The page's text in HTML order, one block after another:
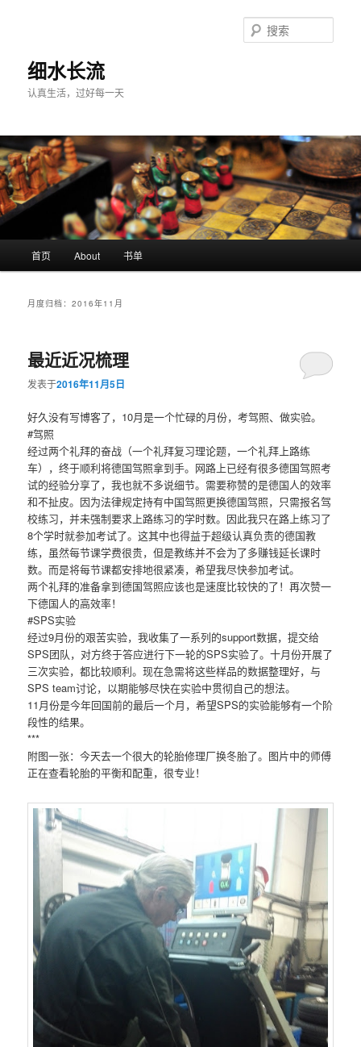
细水长流
认真生活，过好每一天
索
首页 About 书单
月度归档：2016年11月
最近近况梳理
发表于2016年11月5日
好久没有写博客了，10月是一个忙碌的月份，考驾照、做实验。
#驾照
经过两个礼拜的奋战（一个礼拜复习理论题，一个礼拜上路练
车），终于顺利将德国驾照拿到手。网路上已经有很多德国驾照考
试的经验分享了，我也就不多说细节。需要称赞的是德国人的效率
和不扯皮。因为法律规定持有中国驾照更换德国驾照，只需报名驾
校练习，并未强制要求上路练习的学时数。因此我只在路上练习了
8个学时就参加考试了。这其中也得益于超级认真负责的德国教
练，虽然每节课学费很贵，但是教练并不会为了多赚钱延长课时
数。而是将每节课都安排地很紧凑，希望我尽快参加考试。
两个礼拜的准备拿到德国驾照应该也是速度比较快的了！再次赞一
下德国人的高效率！
#SPS实验
经过9月份的艰苦实验，我收集了一系列的support数据，提交给
SPS团队，对方终于答应进行下一轮的SPS实验了。十月份开展了
三次实验，都比较顺利。现在急需将这些样品的数据整理好，与
SPS team讨论，以期能够尽快在实验中贯彻自己的想法。
11月份是今年回国前的最后一个月，希望SPS的实验能够有一个阶
段性的结果。
***
附图一张：今天去一个很大的轮胎修理厂换冬胎了。图片中的师傅
正在查看轮胎的平衡和配重，很专业！